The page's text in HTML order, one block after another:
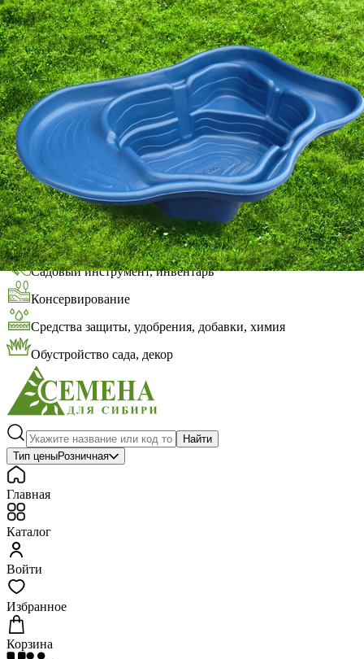
Выберите город
Обратный звонокЗаказать обратный звонок
Каталог
Семена
Газонные травы, сидераты
Горшки, рассадники, аксессуары
Посадочный материал
Садовый инструмент, инвентарь
Консервирование
Средства защиты, удобрения, добавки, химия
Обустройство сада, декор
Найти
Тип ценыРозничная
Главная
Каталог
Войти
Избранное
Корзина